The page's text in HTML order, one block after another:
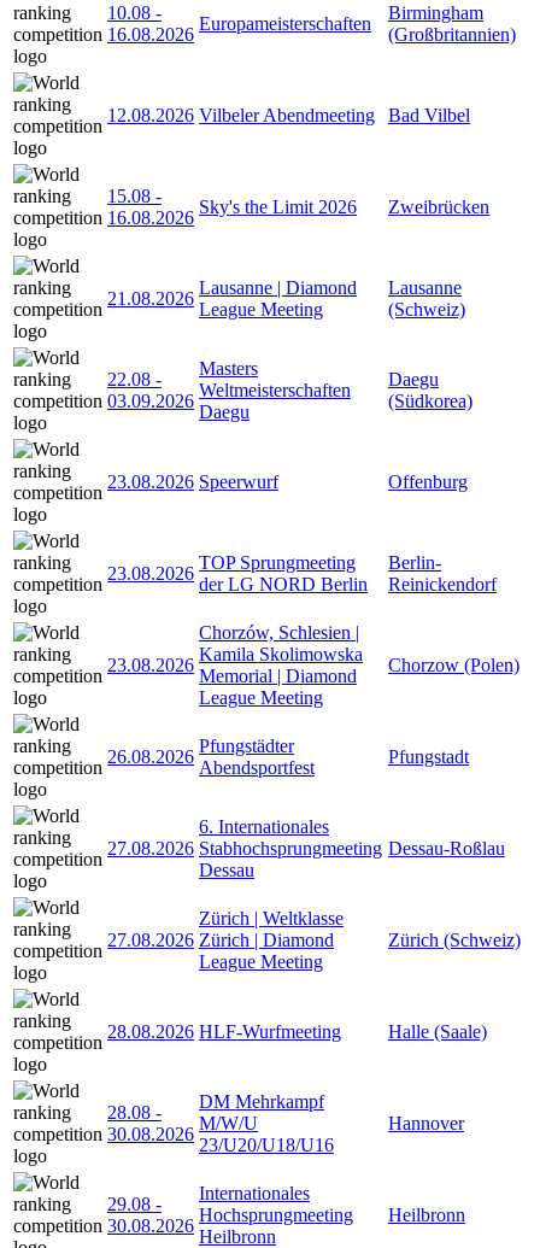
10.08 -
16.08.2026
Europameisterschaften
Birmingham
(Großbritannien)
12.08.2026 Vilbeler Abendmeeting Bad Vilbel
15.08 -
16.08.2026
Sky's the Limit 2026 Zweibrücken
21.08.2026
Lausanne | Diamond
League Meeting
Lausanne
(Schweiz)
22.08 -
03.09.2026
Masters
Weltmeisterschaften
Daegu
Daegu
(Südkorea)
23.08.2026 Speerwurf Offenburg
23.08.2026
TOP Sprungmeeting
der LG NORD Berlin
Berlin-
Reinickendorf
23.08.2026
Chorzów, Schlesien |
Kamila Skolimowska
Memorial | Diamond
League Meeting
Chorzow (Polen)
26.08.2026
Pfungstädter
Abendsportfest
Pfungstadt
27.08.2026
6. Internationales
Stabhochsprungmeeting
Dessau
Dessau-Roßlau
27.08.2026
Zürich | Weltklasse
Zürich | Diamond
League Meeting
Zürich (Schweiz)
28.08.2026 HLF-Wurfmeeting Halle (Saale)
28.08 -
30.08.2026
DM Mehrkampf
M/W/U
23/U20/U18/U16
Hannover
29.08 -
30.08.2026
Internationales
Hochsprungmeeting
Heilbronn
Heilbronn